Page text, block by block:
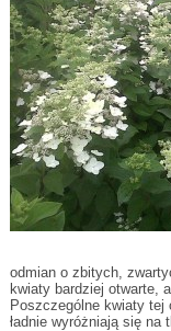
odmian o zbitych,
kwiaty bardziej otwarte,
Poszczególne kwiaty
ładnie wyróżniają się